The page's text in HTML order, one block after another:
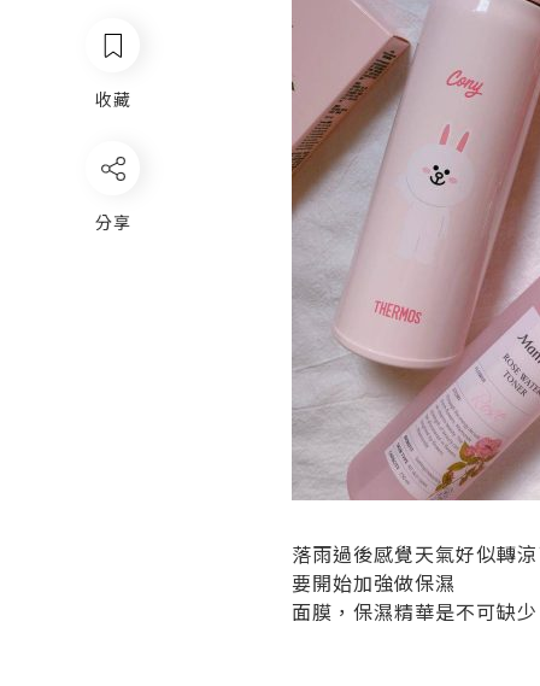
收藏
分享
落雨過後感覺天氣好似轉
要開始加強做保濕
面膜，保濕精華是不可缺少